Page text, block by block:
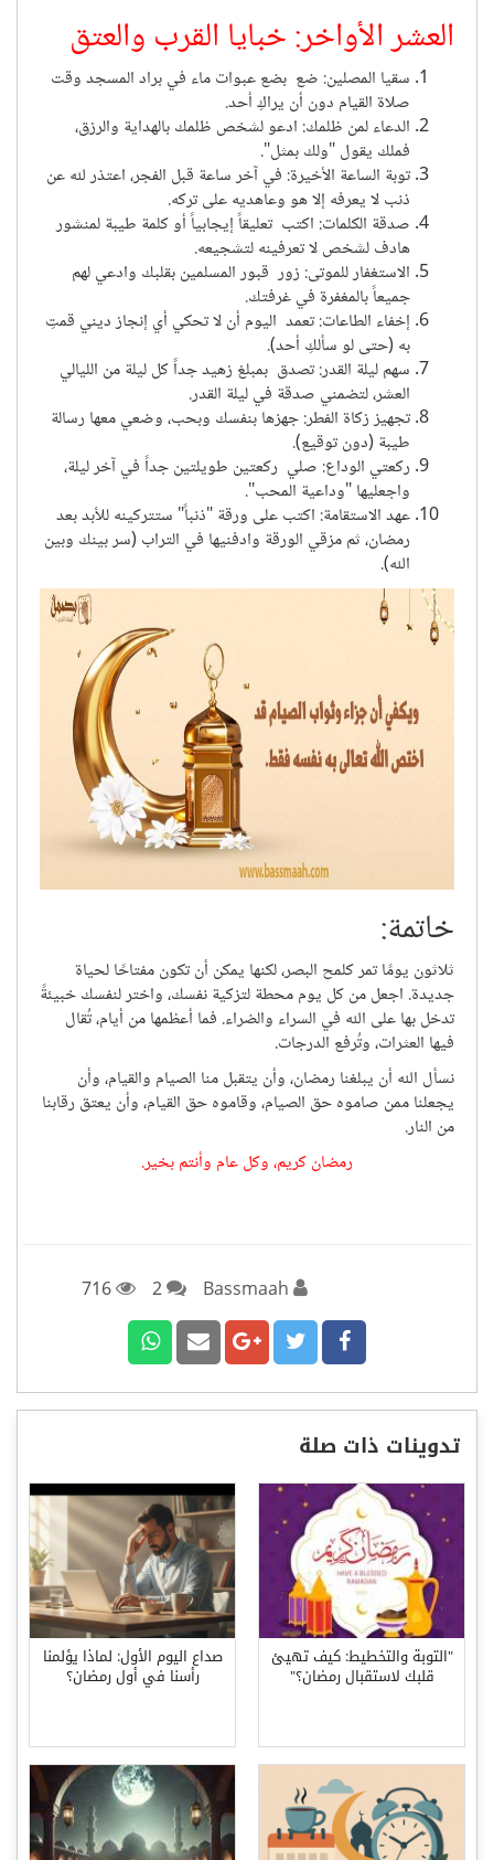
العشر الأواخر: خبايا القرب والعتق
سقيا المصلين:ضع بضع عبوات ماء في براد المسجد وقت
صلاة القيام دون أن يراكِ أحد.
الدعاء لمن ظلمك:ادعو لشخص ظلمك بالهداية والرزق،
فملك يقول "ولك بمثل".
توبة الساعة الأخيرة في آخر ساعة قبل الفجر، اعتذر لله عن
ذنب لا يعرفه إلا هو وعاهديه على تركه.
صدقة الكلمات اكتب تعليقاً إيجابياً أو كلمة طيبة لمنشور
هادف لشخص لا تعرفينه لتشجيعه.
الاستغفار للموتى
زور قبور المسلمين بقلبك وادعي لهم
جميعاً بالمغفرة في غرفتك.
إخفاء الطاعات:تعمد اليوم أن لا تحكي أي إنجاز ديني قمتِ
به (حتى لو سألكِ أحد).
سهم ليلة القدر
تصدق بمبلغ زهيد جداً كل ليلة من الليالي
العشر، لتضمني صدقة في ليلة القدر.
تجهيز زكاة الفطر:جهزها بنفسك وبحب، وضعي معها رسالة
طيبة (دون توقيع).
ركعتي الوداعصلي ركعتين طويلتين جداً في آخر ليلة،
واجعليها "وداعية المحب".
عهد الاستقامة: اكتب على ورقة "ذنباً" ستترکينه للأبد بعد
رمضان، ثم مزقي الورقة وادفنيها في التراب (سر بينك وبين
الله).
خاتمة:
ثلاثون يومًا تمر كلمح البصر، لكنها يمكن أن تكون مفتاحًا لحياة
جديدة. اجعل من كل يوم محطة لتزكية نفسك، واختر لنفسك خبيئةً
تدخل بها على الله في السراء والضراء. فما أعظمها من أيام، تُقال
فيها العثرات، وتُرفع الدرجات.
نسأل الله أن يبلغنا رمضان، وأن يتقبل منا الصيام والقيام، وأن
يجعلنا ممن صاموه حق الصيام، وقاموه حق القيام، وأن يعتق رقابنا
من النار.
رمضان كريم، وكل عام وأنتم بخير
تدوينات ذات صلة
"التوبة والتخطيط: كيف تهيئ
قلبك لاستقبال رمضان؟"
صداع اليوم الأول: لماذا يؤلمنا
رأسنا في أول رمضان؟